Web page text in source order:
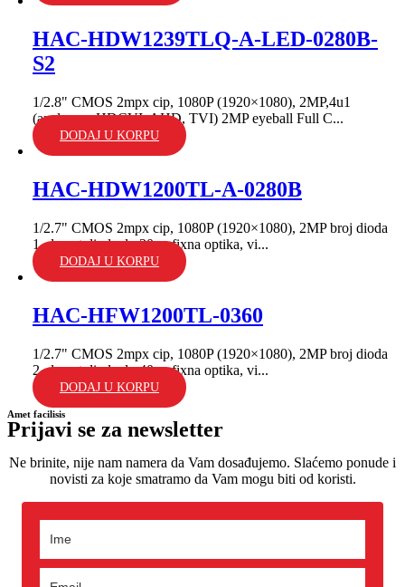
HAC-HDW1239TLQ-A-LED-0280B-
S2
1/2.8" CMOS 2mpx cip, 1080P (1920×1080), 2MP,4u1
(analogna, HDCVI, AHD, TVI) 2MP eyeball Full C...
DODAJ U KORPU
HAC-HDW1200TL-A-0280B
1/2.7" CMOS 2mpx cip, 1080P (1920×1080), 2MP broj dioda
1, domet dioda do 30m; fixna optika, vi...
DODAJ U KORPU
HAC-HFW1200TL-0360
1/2.7" CMOS 2mpx cip, 1080P (1920×1080), 2MP broj dioda
2, domet dioda do 40m; fixna optika, vi...
DODAJ U KORPU
Amet facilisis
Prijavi se za newsletter
Ne brinite, nije nam namera da Vam dosađujemo. Slaćemo ponude i
novisti za koje smatramo da Vam mogu biti od koristi.